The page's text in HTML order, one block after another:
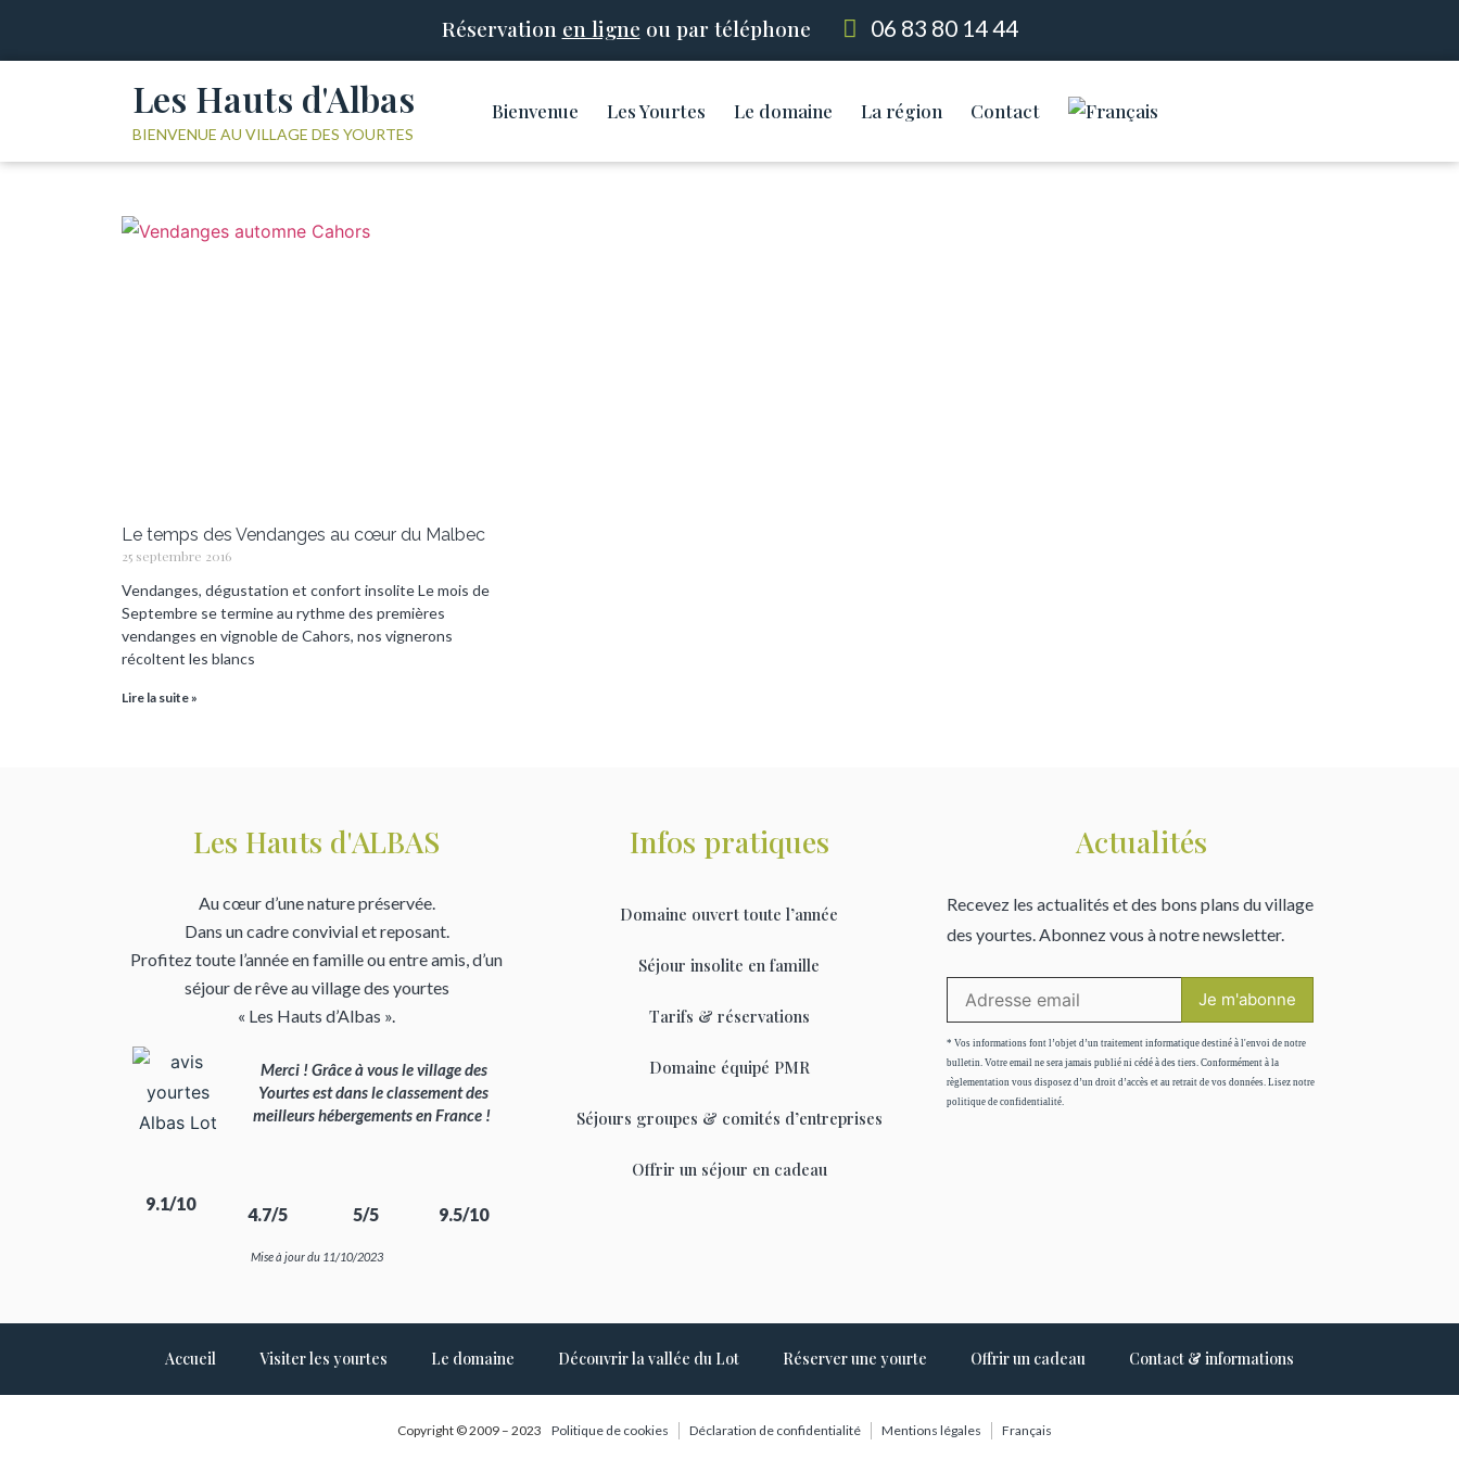
Réservation en ligne ou par téléphone 06 83 80 14 44
Les Hauts d'Albas
BIENVENUE AU VILLAGE DES YOURTES
Bienvenue Les Yourtes Le domaine La région Contact
Le temps des Vendanges au cœur du Malbec
25 septembre 2016
Vendanges, dégustation et confort insolite Le mois de
Septembre se termine au rythme des premières
vendanges en vignoble de Cahors, nos vignerons
récoltent les blancs
Lire la suite »
Les Hauts d'ALBAS
Au cœur d’une nature préservée.
Dans un cadre convivial et reposant.
Profitez toute l’année en famille ou entre amis, d’un
séjour de rêve au village des yourtes
« Les Hauts d’Albas ».
Merci ! Grâce à vous le village des
Yourtes est dans le classement des
meilleurs hébergements en France !
9.1/10
4.7/5 5/5 9.5/10
Mise à jour du 11/10/2023
Infos pratiques
Domaine ouvert toute l’année
Séjour insolite en famille
Tarifs & réservations
Domaine équipé PMR
Séjours groupes & comités d’entreprises
Offrir un séjour en cadeau
Actualités
Recevez les actualités et des bons plans du village
des yourtes. Abonnez vous à notre newsletter.
* Vos informations font l’objet d’un traitement informatique destiné à l'envoi de notre
bulletin. Votre email ne sera jamais publié ni cédé à des tiers. Conformément à la
règlementation vous disposez d’un droit d’accès et au retrait de vos données. Lisez notre
politique de confidentialité.
Accueil Visiter les yourtes Le domaine Découvrir la vallée du Lot Réserver une yourte Offrir un cadeau Contact & informations
Copyright © 2009 – 2023 Politique de cookies Déclaration de confidentialité Mentions légales Français